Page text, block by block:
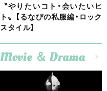
〝やりたいコト・会いたいヒ
ト〟【るなぴの私服編・ロック
スタイル】
Movie ＆ Drama